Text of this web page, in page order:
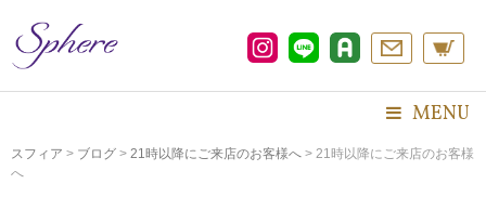
テ
ス
キ
MENU
スフィア > ブログ > 21時以降にご来店のお客様へ > 21時以降にご来店のお客様
へ